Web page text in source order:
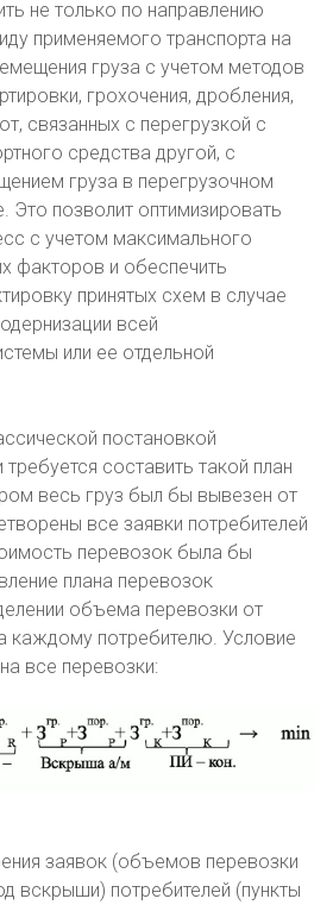
не только по направлению
применяемого транспорта на
груза с учетом методов
грохочения, дробления,
связанных с перегрузкой с
средства другой, с
груза в перегрузочном
Это позволит оптимизировать
с учетом максимального
факторов и обеспечить
принятых схем в случае
всей
или ее отдельной
постановкой
составить такой план
весь груз был бы вывезен от
все заявки потребителей
перевозок была бы
плана перевозок
объема перевозки от
каждому потребителю. Условие
все перевозки:
заявок (объемов перевозки
вскрыши) потребителей (пункты